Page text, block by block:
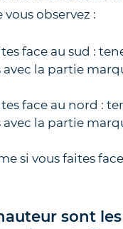
vous observez :
face au sud :
la partie
face au nord :
la partie
si vous faites face
sont